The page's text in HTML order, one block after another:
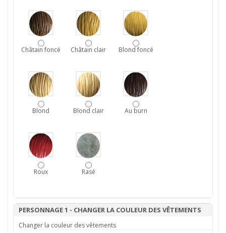
Châtain foncé Châtain clair Blond foncé
Blond Blond clair Au burn
Roux Rasé
PERSONNAGE 1 - CHANGER LA COULEUR DES VÊTEMENTS
Changer la couleur des vêtements